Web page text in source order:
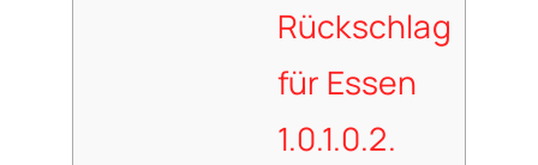
Rückschlag
für Essen
1.0.1.0.2.